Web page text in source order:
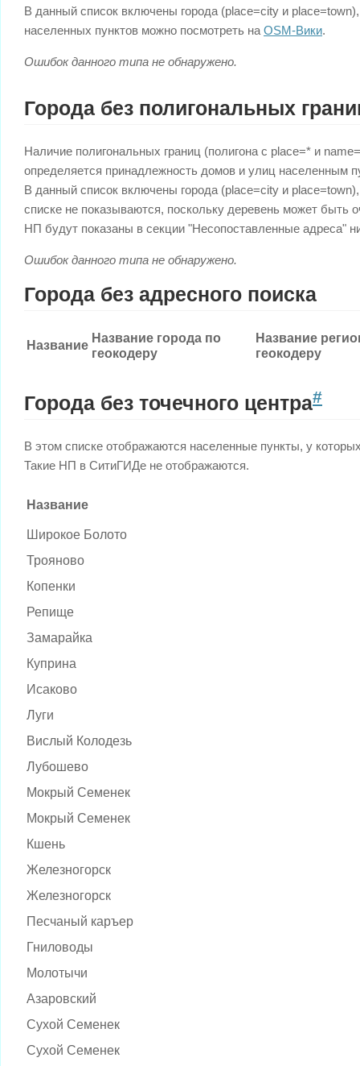
В данный список включены города (place=city и
населенных пунктов можно посмотреть наOSM-Вики.
Ошибок данного типа не обнаружено.
Города без полигональных
Наличие полигональных границ (полигона с place=* и
определяется принадлежность домов и улиц населенным
В данный список включены города (place=city и
списке не показываются, поскольку деревень может
НП будут показаны в секции "Несопоставленные адреса"
Ошибок данного типа не обнаружено.
Города без адресного поиска
Название
Название города по
геокодеру
Название
геокодеру
Города без точечного центра#
В этом списке отображаются населенные пункты, у
Такие НП в СитиГИДе не отображаются.
Название
Широкое Болото
Трояново
Копенки
Репище
Замарайка
Куприна
Исаково
Луги
Вислый Колодезь
Лубошево
Мокрый Семенек
Мокрый Семенек
Кшень
Железногорск
Железногорск
Песчаный каръер
Гниловоды
Молотычи
Азаровский
Сухой Семенек
Сухой Семенек